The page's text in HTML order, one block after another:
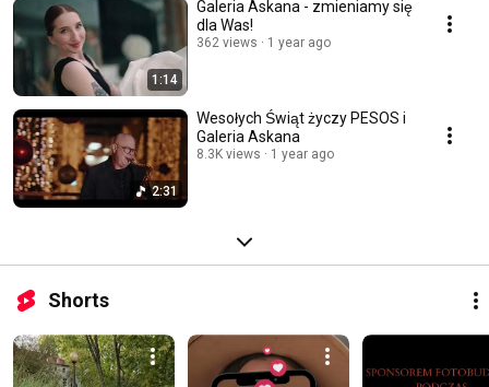
1:14
Galeria Askana - zmieniamy się
dla Was!
362 views 1 year ago
2:31
Wesołych Świąt życzy PESOS i
Galeria Askana
8.3K views 1 year ago
Shorts